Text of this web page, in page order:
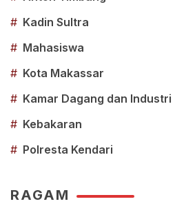
# Kadin Sultra
# Mahasiswa
# Kota Makassar
# Kamar Dagang dan Industri
# Kebakaran
# Polresta Kendari
RAGAM